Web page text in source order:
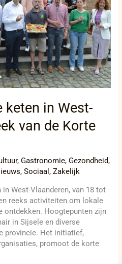
keten in West-
van de Korte
,Gastronomie,Gezondheid,
,Sociaal,Zakelijk
in West-Vlaanderen, van 18 tot
reeks activiteiten om lokale
ontdekken. Hoogtepunten zijn
in Sijsele en diverse
provincie. Het initiatief,
promoot de korte